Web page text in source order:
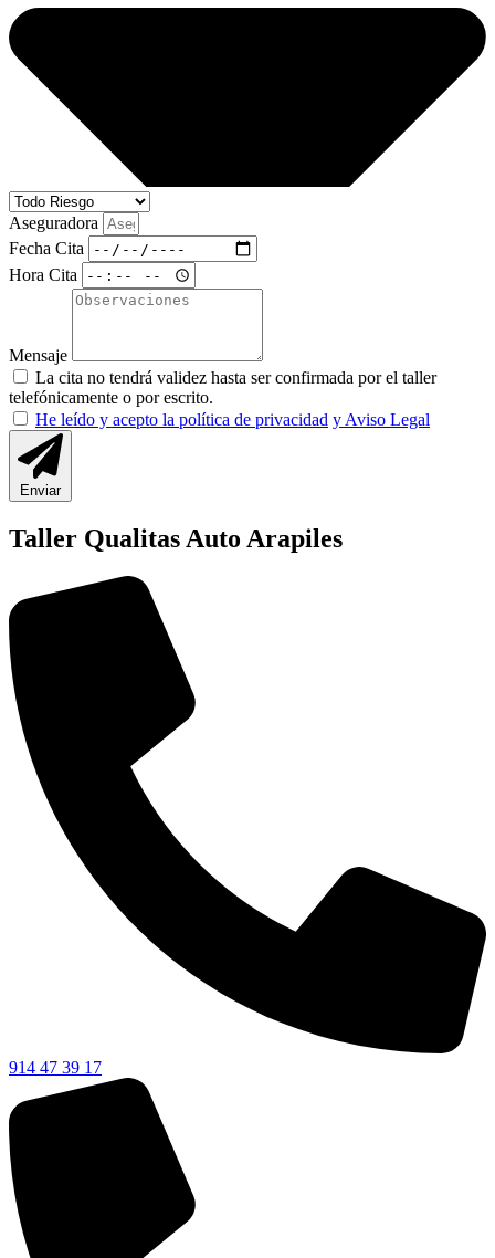
Aseguradora
Fecha Cita
Hora Cita
Mensaje
La cita no tendrá validez hasta ser confirmada por el taller
telefónicamente o por escrito.
He leído y acepto la política de privacidad y Aviso Legal
Enviar
Taller Qualitas Auto Arapiles
914 47 39 17